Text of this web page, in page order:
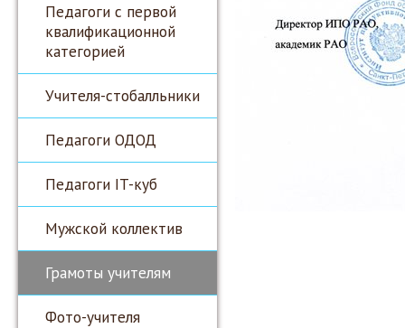
Педагоги с первой
квалификационной
категорией
Учителя-стобалльники
Педагоги ОДОД
Педагоги IT-куб
Мужской коллектив
Грамоты учителям
Фото-учителя